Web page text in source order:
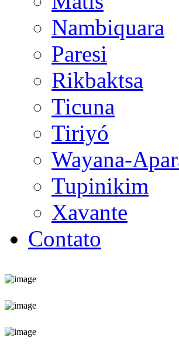
Nambiquara
Paresi
Rikbaktsa
Ticuna
Tiriyó
Wayana-
Tupinikim
Xavante
Contato